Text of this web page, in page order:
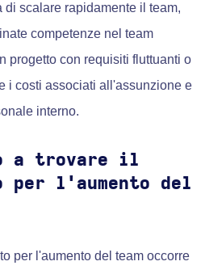
scalare rapidamente il team,
competenze nel team
progetto con requisiti fluttuanti o
i costi associati all'assunzione e
interno.
a trovare il
per l'aumento del
per l'aumento del team occorre